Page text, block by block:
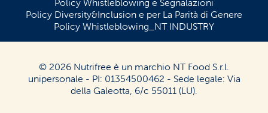
Policy Whistleblowing e Segnalazioni
Policy Diversity&Inclusion e per La Parità di Genere
Policy Whistleblowing_NT INDUSTRY
© 2026 Nutrifree è un marchio NT Food S.r.l.
unipersonale - PI: 01354500462 - Sede legale: Via
della Galeotta, 6/c 55011 (LU).